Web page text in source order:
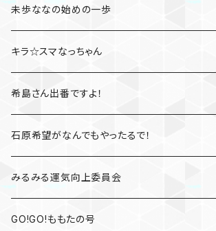
桃さんぽ
凛とジェシカのファイト一発
高橋しょう子と三上悠亜のShow your rockets
かすみレディオ
未歩ななの始めの一歩
キラ☆スマなっちゃん
希島さん出番ですよ！
石原希望がなんでもやったるで！
みるみる運気向上委員会
GO!GO!ももたの号